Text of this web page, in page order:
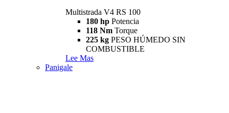
Multistrada V4 RS 100
180 hp Potencia
118 Nm Torque
225 kg PESO HÚMEDO SIN
COMBUSTIBLE
Lee Mas
Panigale